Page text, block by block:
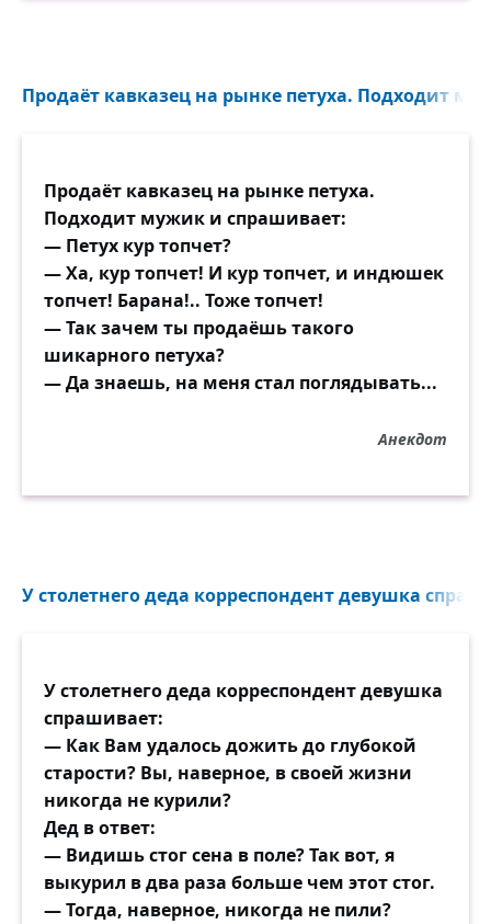
Продаёт кавказец на рынке петуха. Подходит
Продаёт кавказец на рынке петуха.
Подходит мужик и спрашивает:
— Петух кур топчет?
— Ха, кур топчет! И кур топчет, и индюшек
топчет! Барана!.. Тоже топчет!
— Так зачем ты продаёшь такого
шикарного петуха?
— Да знаешь, на меня стал поглядывать...
Анекдот
У столетнего деда корреспондент девушка
У столетнего деда корреспондент девушка
спрашивает:
— Как Вам удалось дожить до глубокой
старости? Вы, наверное, в своей жизни
никогда не курили?
Дед в ответ:
— Видишь стог сена в поле? Так вот, я
выкурил в два раза больше чем этот стог.
— Тогда, наверное, никогда не пили?